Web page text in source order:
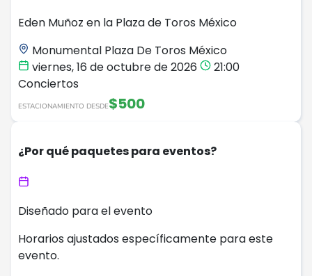
Eden Muñoz en la Plaza de Toros México
Monumental Plaza De Toros México
viernes, 16 de octubre de 2026
21:00
Conciertos
ESTACIONAMIENTO DESDE$500
¿Por qué paquetes para eventos?
Diseñado para el evento
Horarios ajustados específicamente para este
evento.